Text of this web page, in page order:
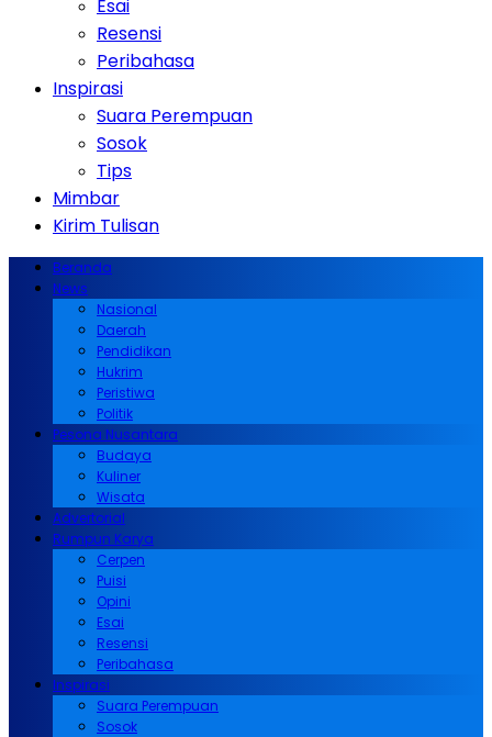
Esai
Resensi
Peribahasa
Inspirasi
Suara Perempuan
Sosok
Tips
Mimbar
Kirim Tulisan
Beranda
News
Nasional
Daerah
Pendidikan
Hukrim
Peristiwa
Politik
Pesona Nusantara
Budaya
Kuliner
Wisata
Advertorial
Rumpun Karya
Cerpen
Puisi
Opini
Esai
Resensi
Peribahasa
Inspirasi
Suara Perempuan
Sosok